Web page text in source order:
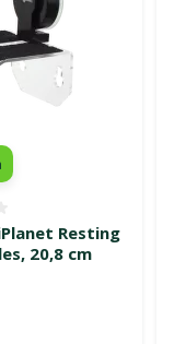
Resting
20,8 cm